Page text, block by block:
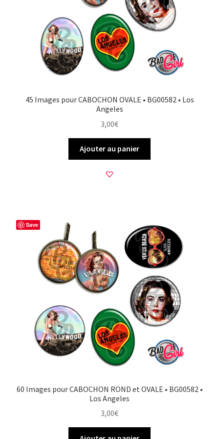
Mon compte
Wishlist
Panier
Politique de Confidentialité
Validation de la commande
45 Images pour CABOCHON OVALE • BG00582 • Los
Angeles
3,00€
Ajouter au panier
Save
60 Images pour CABOCHON ROND et OVALE • BG00582 •
Los Angeles
3,00€